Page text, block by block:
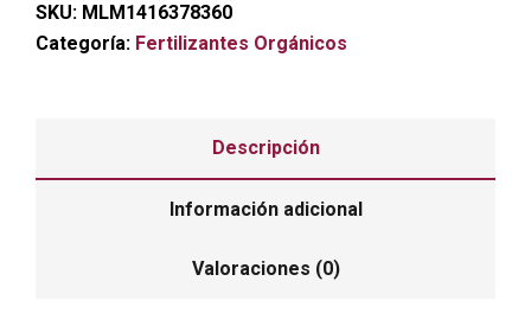
SKU: MLM1416378360
Categoría: Fertilizantes Orgánicos
Descripción
Información adicional
Valoraciones (0)